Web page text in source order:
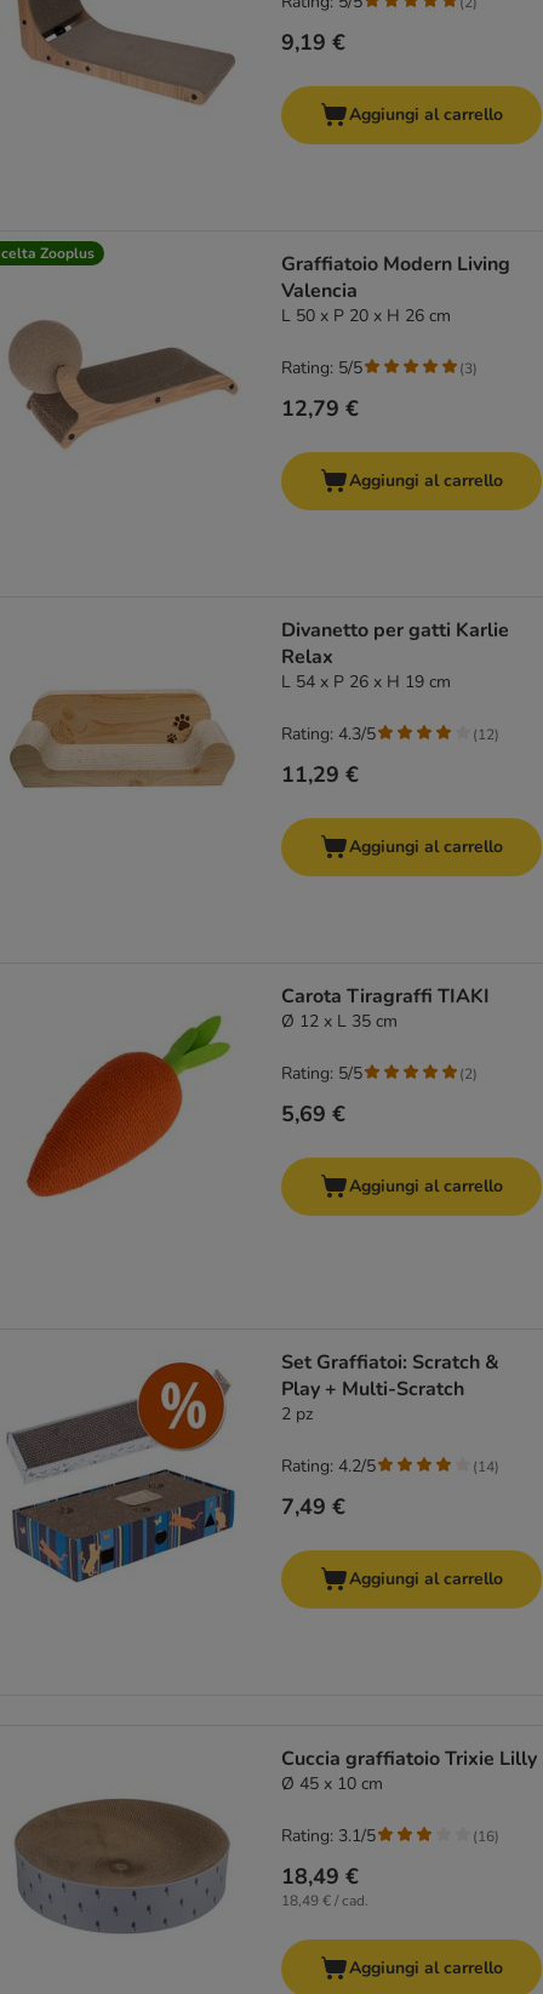
9,19 €
Aggiungi al carrello
Zooplus
Graffiatoio Modern Living
Valencia
L 50 x P 20 x H 26 cm
12,79 €
Rating: 5/5 (3)
Aggiungi al carrello
Divanetto per gatti Karlie
Relax
L 54 x P 26 x H 19 cm
11,29 €
Rating: 4.3/5 (12)
Aggiungi al carrello
Carota Tiragraffi TIAKI
Ø 12 x L 35 cm
5,69 €
Rating: 5/5 (2)
Aggiungi al carrello
Set Graffiatoi: Scratch &
Play + Multi-Scratch
2 pz
7,49 €
Rating: 4.2/5 (14)
Aggiungi al carrello
Cuccia graffiatoio Trixie Lilly
Ø 45 x 10 cm
18,49 €
18,49 € / cad.
Rating: 3.1/5 (16)
Aggiungi al carrello